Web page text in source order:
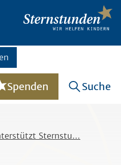
Spenden Suche
Sternstu…